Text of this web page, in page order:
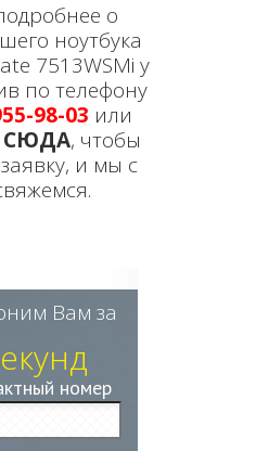
о
ноутбука
7513WSMi у
по телефону
98-03 или
СЮДА, чтобы
и мы с
Вам за
номер